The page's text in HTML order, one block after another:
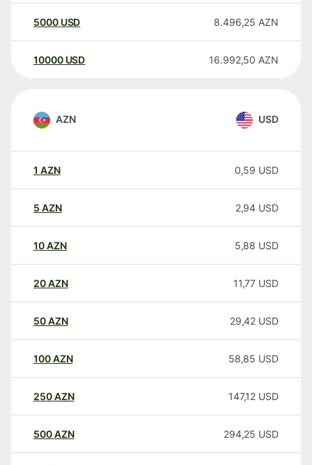
5000 USD 8.496,25 AZN
10000 USD 16.992,50 AZN
AZN USD
1 AZN 0,59 USD
5 AZN 2,94 USD
10AZN 5,88 USD
20AZN 11,77 USD
50AZN 29,42 USD
100AZN 58,85 USD
250AZN 147,12 USD
500AZN 294,25 USD